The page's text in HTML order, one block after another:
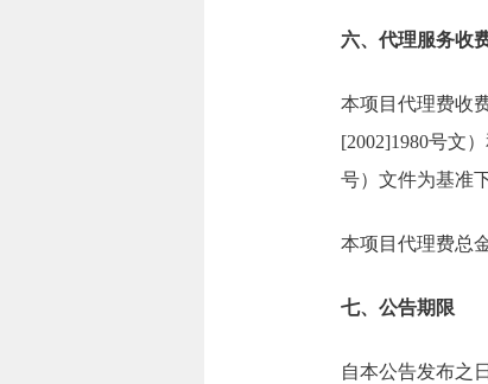
六、代理服务收
本项目代理费收
[2002]1980号文
号）文件为基准
本项目代理费总
七、公告期限
自本公告发布之